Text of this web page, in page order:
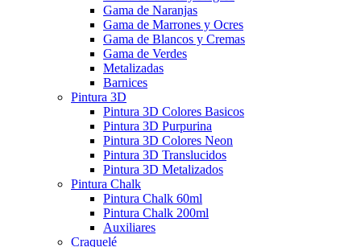
Gama de Naranjas
Gama de Marrones y Ocres
Gama de Blancos y Cremas
Gama de Verdes
Metalizadas
Barnices
Pintura 3D
Pintura 3D Colores Basicos
Pintura 3D Purpurina
Pintura 3D Colores Neon
Pintura 3D Translucidos
Pintura 3D Metalizados
Pintura Chalk
Pintura Chalk 60ml
Pintura Chalk 200ml
Auxiliares
Craquelé